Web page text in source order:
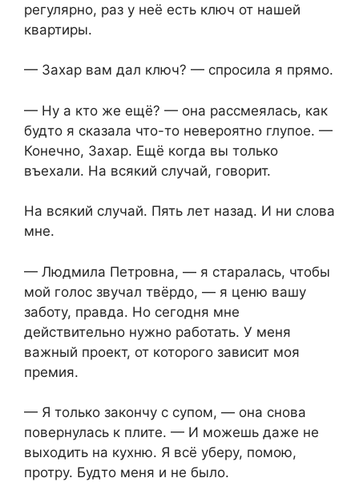
регулярно, раз у неё есть ключ от нашей
квартиры.
— Захар вам дал ключ? — спросила я прямо.
— Ну а кто же ещё? — она рассмеялась, как
будто я сказала что-то невероятно глупое. —
Конечно, Захар. Ещё когда вы только
въехали. На всякий случай, говорит.
На всякий случай. Пять лет назад. И ни слова
мне.
— Людмила Петровна, — я старалась, чтобы
мой голос звучал твёрдо, — я ценю вашу
заботу, правда. Но сегодня мне
действительно нужно работать. У меня
важный проект, от которого зависит моя
премия.
— Я только закончу с супом, — она снова
повернулась к плите. — И можешь даже не
выходить на кухню. Я всё уберу, помою,
протру. Будто меня и не было.